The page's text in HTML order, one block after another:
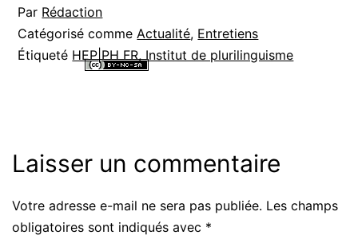
Par Rédaction
Catégorisé commeActualité, Entretiens
Étiqueté HEP|PH FR,Institut de plurilinguisme
Laisser un commentaire
Votre adresse e-mail ne sera pas publiée. Les champs
obligatoires sont indiqués avec *
Alternative: